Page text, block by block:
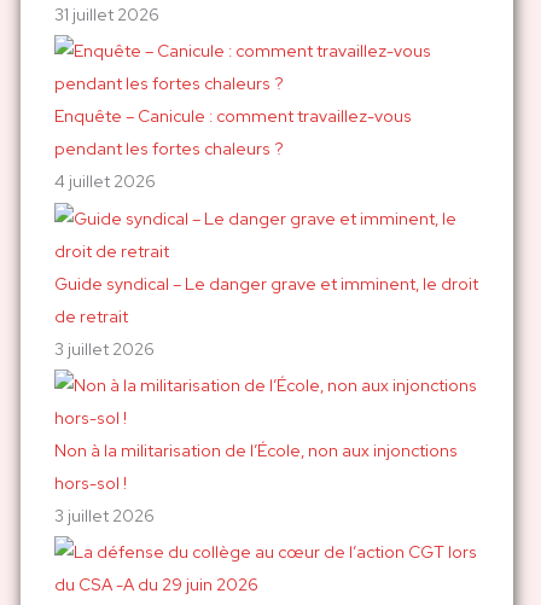
r
:
31 juillet 2026
Enquête – Canicule : comment travaillez-vous
pendant les fortes chaleurs ?
4 juillet 2026
Guide syndical – Le danger grave et imminent, le droit
de retrait
3 juillet 2026
Non à la militarisation de l’École, non aux injonctions
hors-sol !
3 juillet 2026